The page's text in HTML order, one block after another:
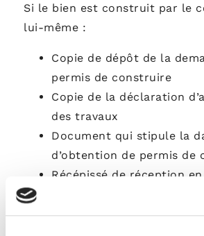
Si le bien est construit par le
lui-même :
Copie de dépôt de la
permis de construire
Copie de la déclaration
des travaux
Document qui stipule la
d’obtention de permis de
Récépissé de réception